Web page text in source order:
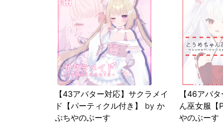
【43アバター対応】サクラメイ
ド【パーティクル付き】
by か
ぷちやのぶーす
【46アバ
ん巫女服【
やのぶーす